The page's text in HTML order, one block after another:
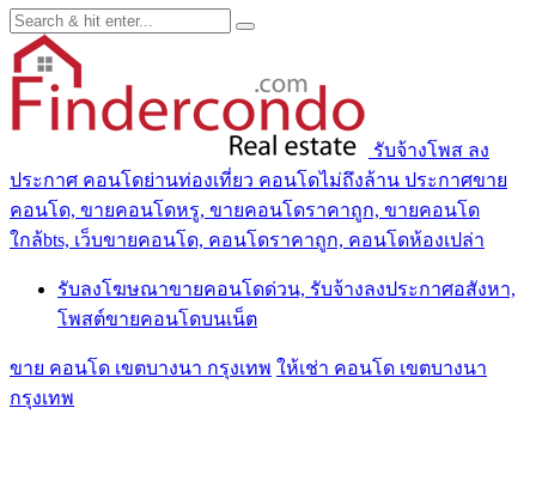
รับจ้างโพส ลง
ประกาศ คอนโดย่านท่องเที่ยว คอนโดไม่ถึงล้าน ประกาศขาย
คอนโด, ขายคอนโดหรู, ขายคอนโดราคาถูก, ขายคอนโด
ใกล้bts, เว็บขายคอนโด, คอนโดราคาถูก, คอนโดห้องเปล่า
รับลงโฆษณาขายคอนโดด่วน, รับจ้างลงประกาศอสังหา,
โพสต์ขายคอนโดบนเน็ต
ขาย คอนโด เขตบางนา กรุงเทพ ให้เช่า คอนโด เขตบางนา
กรุงเทพ